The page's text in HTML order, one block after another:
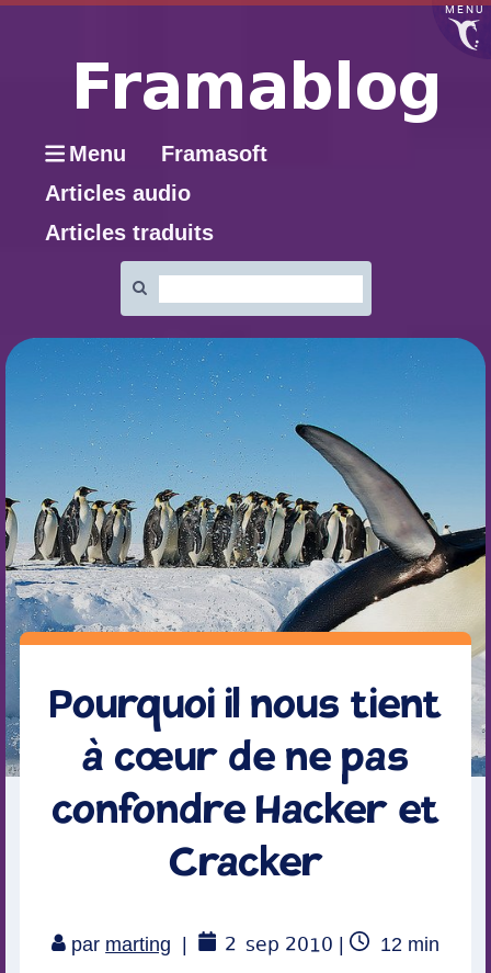
MENU
Menu
Framasoft
Articles audio
Articles traduits
:
Pourquoi il nous tient
à cœur de ne pas
confondre Hacker et
Cracker
par marting 2 sep 2010
Temps
12min